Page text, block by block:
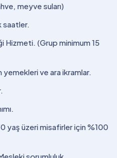
meyve suları)
Hizmeti. (Grup minimum 15
ve ara ikramlar.
yaş üzeri misafirler için %100